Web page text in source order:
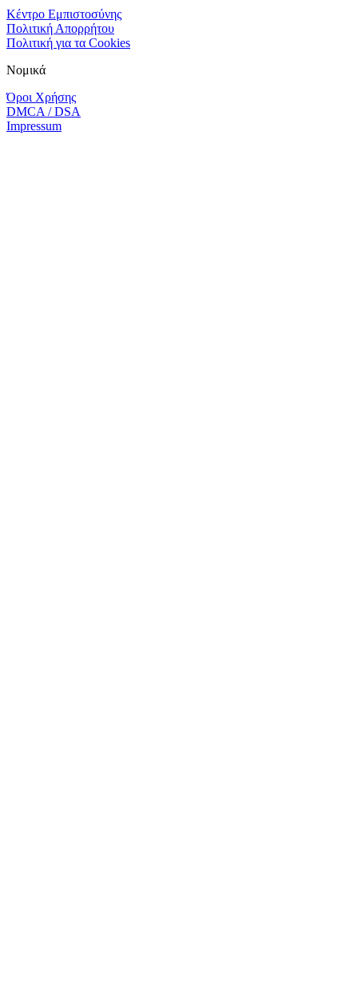
Κέντρο Εμπιστοσύνης
Πολιτική Απορρήτου
Πολιτική για τα Cookies
Νομικά
Όροι Χρήσης
DMCA / DSA
Impressum